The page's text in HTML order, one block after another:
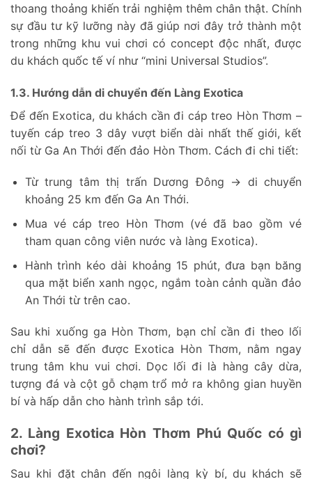
thoang thoảng khiến trải nghiệm thêm chân thật. Chính
sự đầu tư kỹ lưỡng này đã giúp nơi đây trở thành một
trong những khu vui chơi có concept độc nhất, được
du khách quốc tế ví như “mini Universal Studios”.
1.3. Hướng dẫn di chuyển đến Làng Exotica
Để đến Exotica, du khách cần đi cáp treo Hòn Thơm –
tuyến cáp treo 3 dây vượt biển dài nhất thế giới, kết
nối từ Ga An Thới đến đảo Hòn Thơm. Cách đi chi tiết:
Từ trung tâm thị trấn Dương Đông → di chuyển
khoảng 25 km đến Ga An Thới.
Mua vé cáp treo Hòn Thơm (vé đã bao gồm vé
tham quan công viên nước và làng Exotica).
Hành trình kéo dài khoảng 15 phút, đưa bạn băng
qua mặt biển xanh ngọc, ngắm toàn cảnh quần đảo
An Thới từ trên cao.
Sau khi xuống ga Hòn Thơm, bạn chỉ cần đi theo lối
chỉ dẫn sẽ đến được Exotica Hòn Thơm, nằm ngay
trung tâm khu vui chơi. Dọc lối đi là hàng cây dừa,
tượng đá và cột gỗ chạm trổ mở ra không gian huyền
bí và hấp dẫn cho hành trình sắp tới.
2. Làng Exotica Hòn Thơm Phú Quốc có gì
chơi?
Sau khi đặt chân đến ngôi làng kỳ bí, du khách sẽ